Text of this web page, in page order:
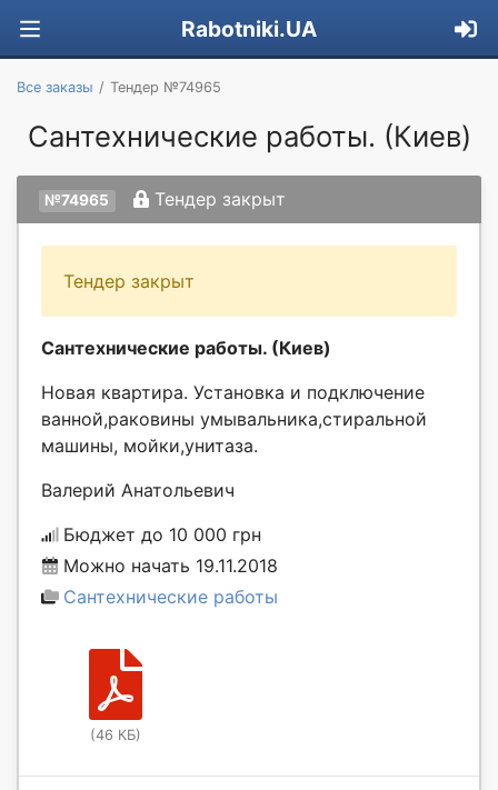
Rabotniki.UA
Все заказы Тендер №74965
Сантехнические работы. (Киев)
№74965 Тендер закрыт
Тендер закрыт
Сантехнические работы. (Киев)
Новая квартира. Установка и подключение
ванной,раковины умывальника,стиральной
машины, мойки,унитаза.
Валерий Анатольевич
Бюджет до 10 000 грн
Можно начать 19.11.2018
Сантехнические работы
(46 КБ)